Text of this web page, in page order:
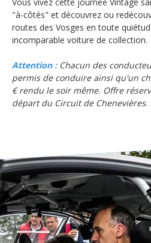
"à-côtés" et découvrez ou
routes des Vosges en toute
incomparable voiture de collection.
Attention :Chacun des
permis de conduire ainsi qu'un
€ rendu le soir même. Offre
départ du Circuit de Chenevières.